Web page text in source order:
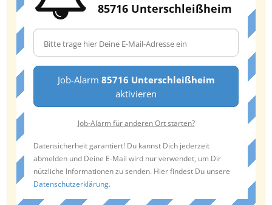
85716 Unterschleißheim
Job-Alarm 85716 Unterschleißheim
aktivieren
Job-Alarm für anderen Ort starten?
Datensicherheit garantiert! Du kannst Dich jederzeit
abmelden und Deine E-Mail wird nur verwendet, um Dir
nützliche Informationen zu senden. Hier findest Du unsere
Datenschutzerklärung.